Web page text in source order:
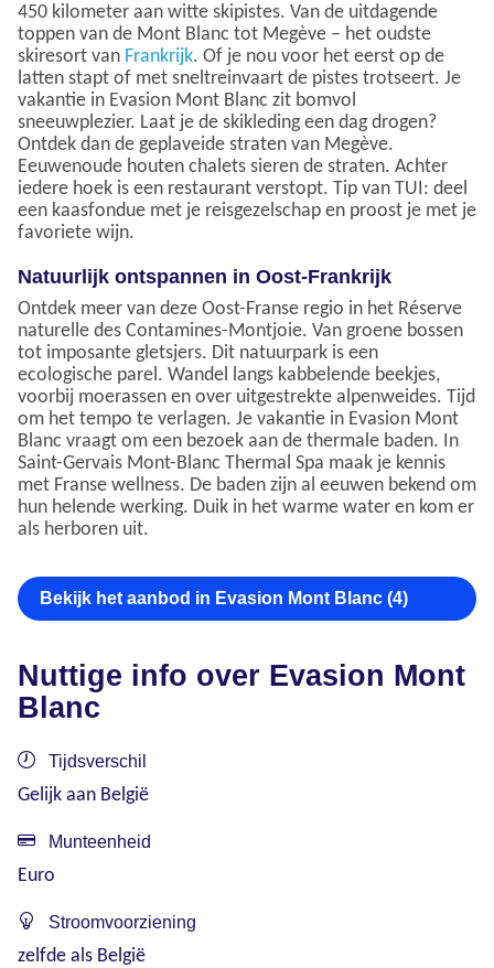
450 kilometer aan witte skipistes. Van de uitdagende
toppen van de Mont Blanc tot Megève – het oudste
skiresort van Frankrijk. Of je nou voor het eerst op de
latten stapt of met sneltreinvaart de pistes trotseert. Je
vakantie in Evasion Mont Blanc zit bomvol
sneeuwplezier. Laat je de skikleding een dag drogen?
Ontdek dan de geplaveide straten van Megève.
Eeuwenoude houten chalets sieren de straten. Achter
iedere hoek is een restaurant verstopt. Tip van TUI: deel
een kaasfondue met je reisgezelschap en proost je met je
favoriete wijn.
Natuurlijk ontspannen in Oost-Frankrijk
Ontdek meer van deze Oost-Franse regio in het Réserve
naturelle des Contamines-Montjoie. Van groene bossen
tot imposante gletsjers. Dit natuurpark is een
ecologische parel. Wandel langs kabbelende beekjes,
voorbij moerassen en over uitgestrekte alpenweides. Tijd
om het tempo te verlagen. Je vakantie in Evasion Mont
Blanc vraagt om een bezoek aan de thermale baden. In
Saint-Gervais Mont-Blanc Thermal Spa maak je kennis
met Franse wellness. De baden zijn al eeuwen bekend om
hun helende werking. Duik in het warme water en kom er
als herboren uit.
Bekijk het aanbod in Evasion Mont Blanc (4)
Nuttige info over Evasion Mont
Blanc
Tijdsverschil
Gelijk aan België
Munteenheid
Euro
Stroomvoorziening
zelfde als België